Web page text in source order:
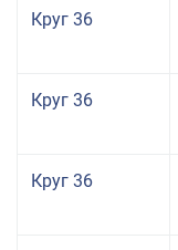
Круг 36
Круг 36
Круг 36